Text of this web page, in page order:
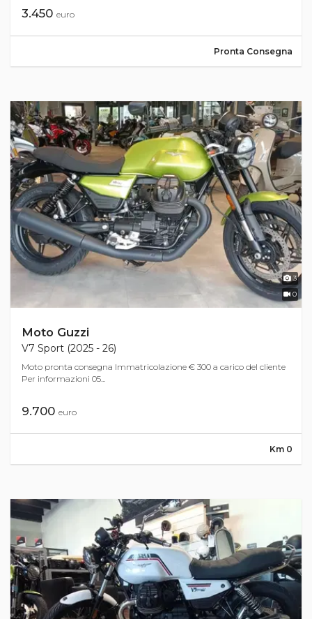
3.450 euro
Pronta Consegna
3
0
Moto Guzzi
V7 Sport (2025 - 26)
Moto pronta consegna Immatricolazione € 300 a carico del cliente
Per informazioni 05...
9.700 euro
Km 0